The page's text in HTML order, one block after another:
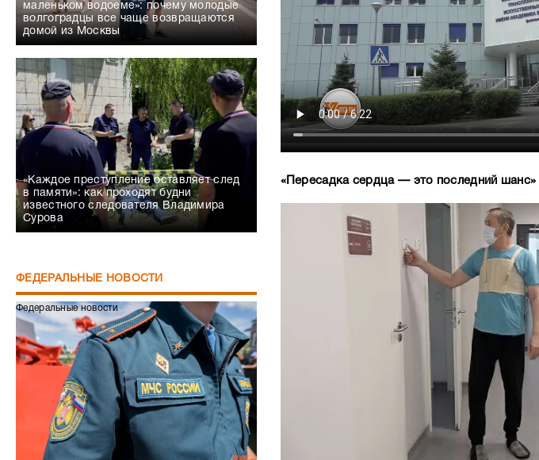
маленьком водоеме»: почему молодые
волгоградцы все чаще возвращаются
домой из Москвы
«Каждое преступление оставляет след
в памяти»: как проходят будни
известного следователя Владимира
Сурова
ФЕДЕРАЛЬНЫЕ НОВОСТИ
Федеральные новости
«Пересадка сердца — это последний шанс»